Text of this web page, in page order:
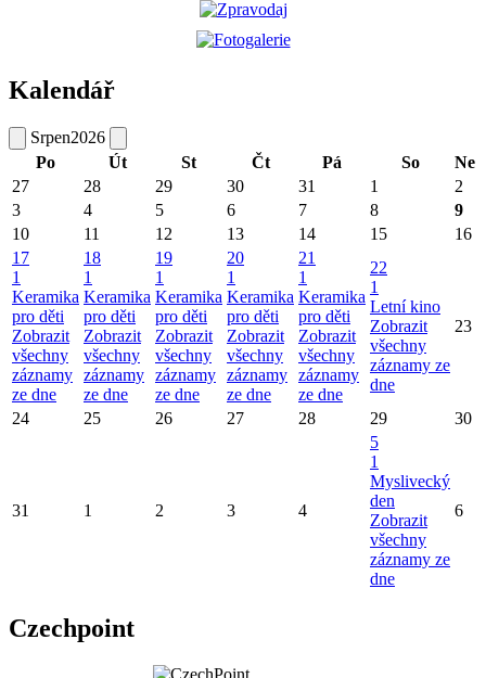
Kalendář
Srpen2026
Po
Út St Čt Pá So
Ne
27
28 29 30 31 1
2
3
4 5 6 7 8
9
10
11 12 13 14 15
16
17
1
Keramika
pro děti
Zobrazit
všechny
záznamy
ze dne
18
1
Keramika
pro děti
Zobrazit
všechny
záznamy
ze dne
19
1
Keramika
pro děti
Zobrazit
všechny
záznamy
ze dne
20
1
Keramika
pro děti
Zobrazit
všechny
záznamy
ze dne
21
1
Keramika
pro děti
Zobrazit
všechny
záznamy
ze dne
22
1
Letní kino
Zobrazit
všechny
záznamy ze
dne
23
24 25 26 27 28 29 30
31 1 2 3 4
5
1
Myslivecký
den
Zobrazit
všechny
záznamy ze
dne
6
Czechpoint